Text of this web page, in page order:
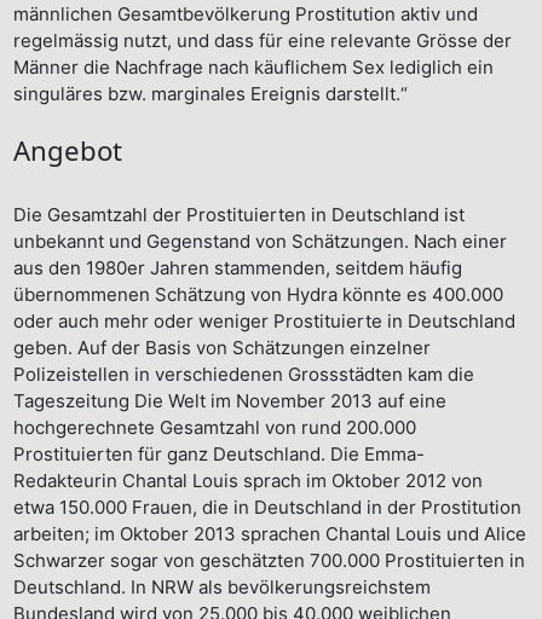
männlichen Gesamtbevölkerung Prostitution aktiv und
regelmässig nutzt, und dass für eine relevante Grösse der
Männer die Nachfrage nach käuflichem Sex lediglich ein
singuläres bzw. marginales Ereignis darstellt.“
Angebot
Die Gesamtzahl der Prostituierten in Deutschland ist
unbekannt und Gegenstand von Schätzungen. Nach einer
aus den 1980er Jahren stammenden, seitdem häufig
übernommenen Schätzung von Hydra könnte es 400.000
oder auch mehr oder weniger Prostituierte in Deutschland
geben. Auf der Basis von Schätzungen einzelner
Polizeistellen in verschiedenen Grossstädten kam die
Tageszeitung Die Welt im November 2013 auf eine
hochgerechnete Gesamtzahl von rund 200.000
Prostituierten für ganz Deutschland. Die Emma-
Redakteurin Chantal Louis sprach im Oktober 2012 von
etwa 150.000 Frauen, die in Deutschland in der Prostitution
arbeiten; im Oktober 2013 sprachen Chantal Louis und Alice
Schwarzer sogar von geschätzten 700.000 Prostituierten in
Deutschland. In NRW als bevölkerungsreichstem
Bundesland wird von 25.000 bis 40.000 weiblichen